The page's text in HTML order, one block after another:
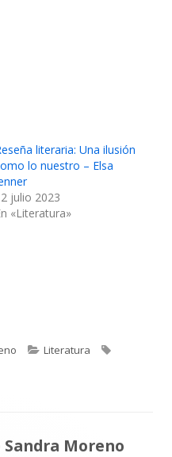
literaria: Una ilusión
lo nuestro – Elsa
julio 2023
«Literatura»
Categorías
Literatura
Sandra Moreno